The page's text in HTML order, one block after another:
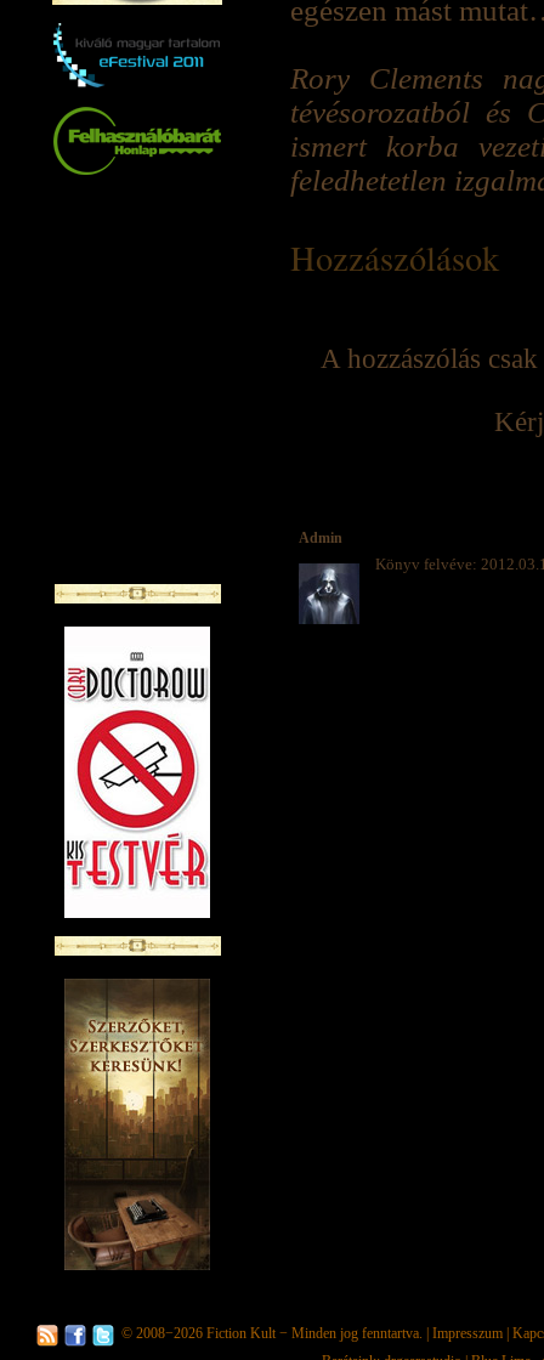
egészen mást
Rory Clements
tévésorozatból és
ismert korba
feledhetetlen
Hozzászólások
A hozzászólás
Admin
Könyv felvéve:
© 2008−2026 Fiction Kult − Minden jog fenntartva. | Impresszum